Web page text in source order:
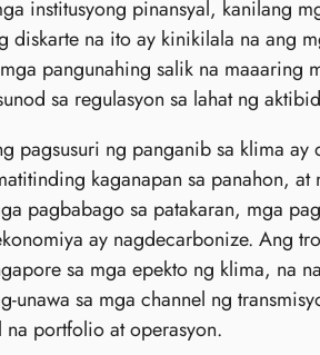
institusyong pinansyal, kanilang
diskarte na ito ay kinikilala na ang
pangunahing salik na maaaring
sa regulasyon sa lahat ng
pagsusuri ng panganib sa klima
kaganapan sa panahon,
pagbabago sa patakaran, mga
ay nagdecarbonize. Ang
sa mga epekto ng klima, na
unawa sa mga channel ng
na portfolio at operasyon.